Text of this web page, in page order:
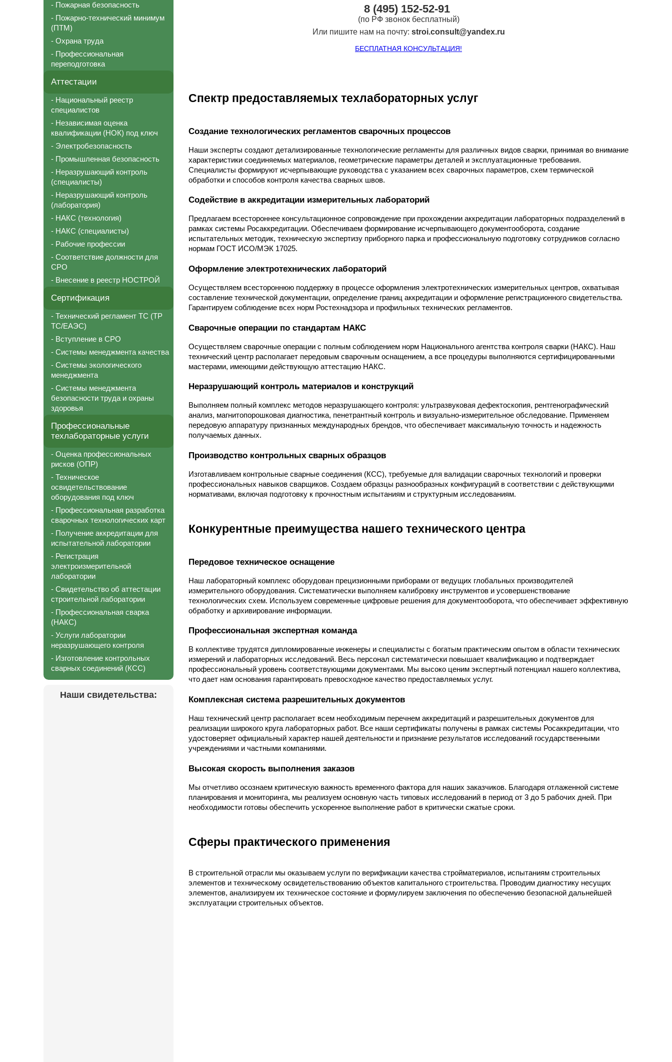
- Пожарная безопасность
- Пожарно-технический минимум
(ПТМ)
- Охрана труда
- Профессиональная
переподготовка
Аттестации
- Национальный реестр
специалистов
- Независимая оценка
квалификации (НОК) под ключ
- Электробезопасность
- Промышленная безопасность
- Неразрушающий контроль
(специалисты)
- Неразрушающий контроль
(лаборатория)
- НАКС (технология)
- НАКС (специалисты)
- Рабочие профессии
- Соответствие должности для
СРО
- Внесение в реестр НОСТРОЙ
Сертификация
- Технический регламент ТС (ТР
ТС/ЕАЭС)
- Вступление в СРО
- Системы менеджмента качества
- Системы экологического
менеджмента
- Системы менеджмента
безопасности труда и охраны
здоровья
Профессиональные
техлабораторные услуги
- Оценка профессиональных
рисков (ОПР)
- Техническое
освидетельствование
оборудования под ключ
- Профессиональная разработка
сварочных технологических карт
- Получение аккредитации для
испытательной лаборатории
- Регистрация
электроизмерительной
лаборатории
- Свидетельство об аттестации
строительной лаборатории
- Профессиональная сварка
(НАКС)
- Услуги лаборатории
неразрушающего контроля
- Изготовление контрольных
сварных соединений (КСС)
Наши свидетельства:
8 (495) 152-52-91
(по РФ звонок бесплатный)
Или пишите нам на почту: stroi.consult@yandex.ru
БЕСПЛАТНАЯ КОНСУЛЬТАЦИЯ!
Спектр предоставляемых техлабораторных услуг
Создание технологических регламентов сварочных процессов
Наши эксперты создают детализированные технологические регламенты для различных видов сварки, принимая во внимание
характеристики соединяемых материалов, геометрические параметры деталей и эксплуатационные требования.
Специалисты формируют исчерпывающие руководства с указанием всех сварочных параметров, схем термической
обработки и способов контроля качества сварных швов.
Содействие в аккредитации измерительных лабораторий
Предлагаем всестороннее консультационное сопровождение при прохождении аккредитации лабораторных подразделений в
рамках системы Росаккредитации. Обеспечиваем формирование исчерпывающего документооборота, создание
испытательных методик, техническую экспертизу приборного парка и профессиональную подготовку сотрудников согласно
нормам ГОСТ ИСО/МЭК 17025.
Оформление электротехнических лабораторий
Осуществляем всестороннюю поддержку в процессе оформления электротехнических измерительных центров, охватывая
составление технической документации, определение границ аккредитации и оформление регистрационного свидетельства.
Гарантируем соблюдение всех норм Ростехнадзора и профильных технических регламентов.
Сварочные операции по стандартам НАКС
Осуществляем сварочные операции с полным соблюдением норм Национального агентства контроля сварки (НАКС). Наш
технический центр располагает передовым сварочным оснащением, а все процедуры выполняются сертифицированными
мастерами, имеющими действующую аттестацию НАКС.
Неразрушающий контроль материалов и конструкций
Выполняем полный комплекс методов неразрушающего контроля: ультразвуковая дефектоскопия, рентгенографический
анализ, магнитопорошковая диагностика, пенетрантный контроль и визуально-измерительное обследование. Применяем
передовую аппаратуру признанных международных брендов, что обеспечивает максимальную точность и надежность
получаемых данных.
Производство контрольных сварных образцов
Изготавливаем контрольные сварные соединения (КСС), требуемые для валидации сварочных технологий и проверки
профессиональных навыков сварщиков. Создаем образцы разнообразных конфигураций в соответствии с действующими
нормативами, включая подготовку к прочностным испытаниям и структурным исследованиям.
Конкурентные преимущества нашего технического центра
Передовое техническое оснащение
Наш лабораторный комплекс оборудован прецизионными приборами от ведущих глобальных производителей
измерительного оборудования. Систематически выполняем калибровку инструментов и усовершенствование
технологических схем. Используем современные цифровые решения для документооборота, что обеспечивает эффективную
обработку и архивирование информации.
Профессиональная экспертная команда
В коллективе трудятся дипломированные инженеры и специалисты с богатым практическим опытом в области технических
измерений и лабораторных исследований. Весь персонал систематически повышает квалификацию и подтверждает
профессиональный уровень соответствующими документами. Мы высоко ценим экспертный потенциал нашего коллектива,
что дает нам основания гарантировать превосходное качество предоставляемых услуг.
Комплексная система разрешительных документов
Наш технический центр располагает всем необходимым перечнем аккредитаций и разрешительных документов для
реализации широкого круга лабораторных работ. Все наши сертификаты получены в рамках системы Росаккредитации, что
удостоверяет официальный характер нашей деятельности и признание результатов исследований государственными
учреждениями и частными компаниями.
Высокая скорость выполнения заказов
Мы отчетливо осознаем критическую важность временного фактора для наших заказчиков. Благодаря отлаженной системе
планирования и мониторинга, мы реализуем основную часть типовых исследований в период от 3 до 5 рабочих дней. При
необходимости готовы обеспечить ускоренное выполнение работ в критически сжатые сроки.
Сферы практического применения
В строительной отрасли мы оказываем услуги по верификации качества стройматериалов, испытаниям строительных
элементов и техническому освидетельствованию объектов капитального строительства. Проводим диагностику несущих
элементов, анализируем их техническое состояние и формулируем заключения по обеспечению безопасной дальнейшей
эксплуатации строительных объектов.